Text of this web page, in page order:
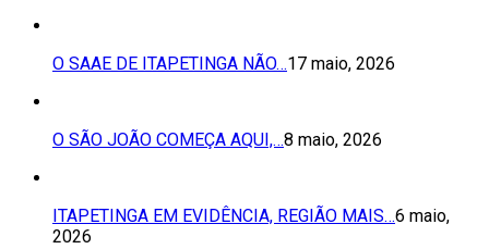
O SAAE DE ITAPETINGA NÃO…17 maio, 2026
O SÃO JOÃO COMEÇA AQUI,…8 maio, 2026
ITAPETINGA EM EVIDÊNCIA, REGIÃO MAIS…6 maio,
2026